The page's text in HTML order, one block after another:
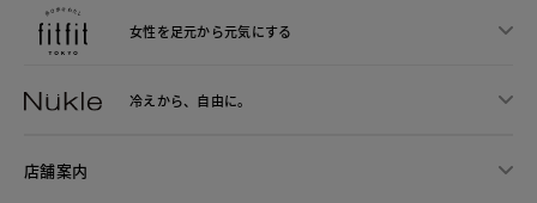
女性を足元から元気にする
冷えから、 自由に。
店舗案内